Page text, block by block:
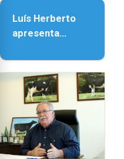
Luís Herberto
apresenta
Paisagem’